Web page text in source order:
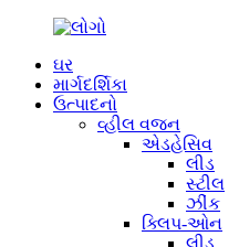
ઘર
માર્ગદર્શિકા
ઉત્પાદનો
વ્હીલ વજન
એડહેસિવ
લીડ
સ્ટીલ
ઝીંક
ક્લિપ-ઓન
લીડ